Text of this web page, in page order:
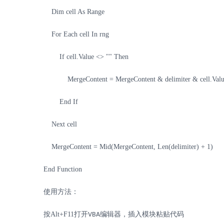
Dim cell As Range
For Each cell In rng
If cell.Value <> "" Then
MergeContent = MergeContent & delimiter &
End If
Next cell
MergeContent = Mid(MergeContent, Len(delimiter) + 1)
End Function
使用方法：
按Alt+F11打开VBA编辑器，插入模块粘贴代码